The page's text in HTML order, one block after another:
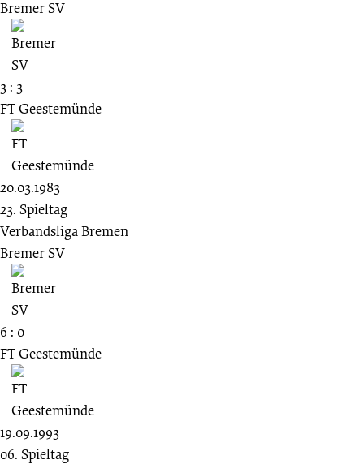
Bremer SV
3 : 3
FT Geestemünde
20.03.1983
23. Spieltag
Verbandsliga Bremen
Bremer SV
6 : 0
FT Geestemünde
19.09.1993
06. Spieltag